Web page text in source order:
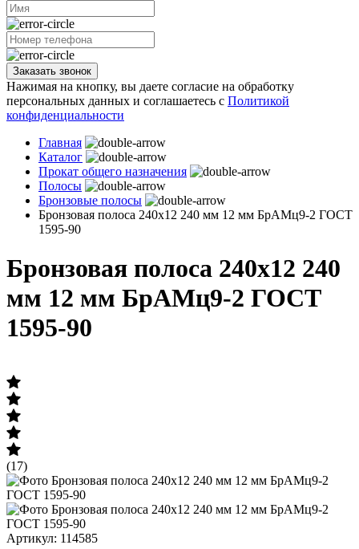
Заказать звонок
Нажимая на кнопку, вы даете согласие на обработку
персональных данных и соглашаетесь с Политикой
конфиденциальности
Главная
Каталог
Прокат общего назначения
Полосы
Бронзовые полосы
Бронзовая полоса 240х12 240 мм 12 мм БрАМц9-2 ГОСТ
1595-90
Бронзовая полоса 240х12 240
мм 12 мм БрАМц9-2 ГОСТ
1595-90
(17)
Артикул: 114585